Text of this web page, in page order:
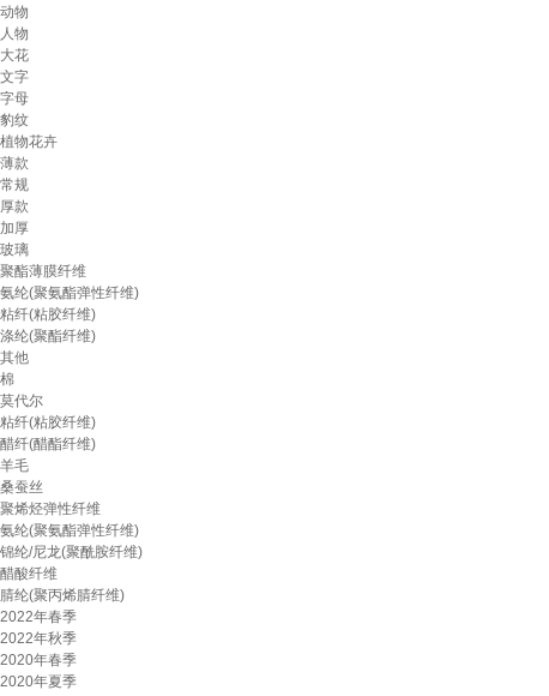
动物
人物
大花
文字
字母
豹纹
植物花卉
薄款
常规
厚款
加厚
玻璃
聚酯薄膜纤维
氨纶(聚氨酯弹性纤维)
粘纤(粘胶纤维)
涤纶(聚酯纤维)
其他
棉
莫代尔
粘纤(粘胶纤维)
醋纤(醋酯纤维)
羊毛
桑蚕丝
聚烯烃弹性纤维
氨纶(聚氨酯弹性纤维)
锦纶/尼龙(聚酰胺纤维)
醋酸纤维
腈纶(聚丙烯腈纤维)
2022年春季
2022年秋季
2020年春季
2020年夏季